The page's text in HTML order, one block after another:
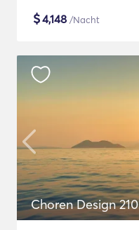
$4,148 /Nacht
Choren Design 210